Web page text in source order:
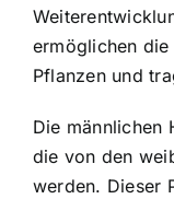
ermöglichen
Pflanzen und
Die männlichen
die von den
werden. Dieser